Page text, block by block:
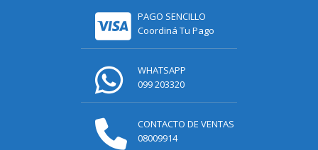
PAGO SENCILLO
Coordiná Tu Pago
WHATSAPP
099 203320
CONTACTO DE VENTAS
08009914